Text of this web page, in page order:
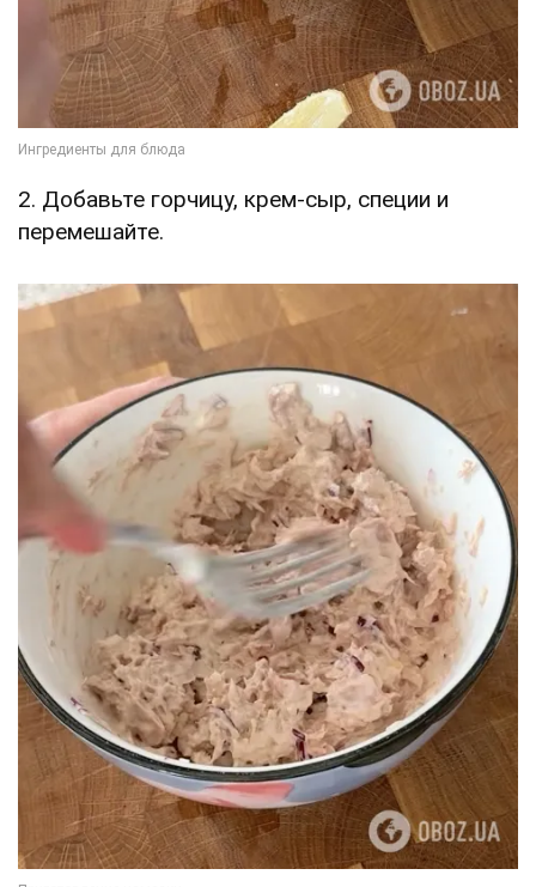
2. Добавьте горчицу, крем-сыр, специи и
перемешайте.